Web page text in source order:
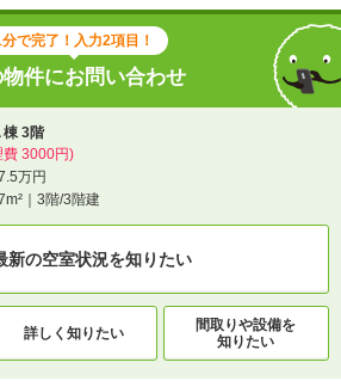
で完了！入力2項目！
物件にお問い合わせ
3階
費 3000円)
万円
｜3階/3階建
新の空室状況を知りたい
詳しく知りたい
間取りや設備を
知りたい